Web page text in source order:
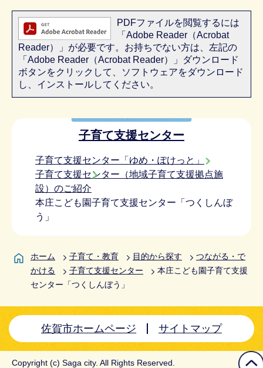
PDFファイルを閲覧するには
「Adobe Reader（Acrobat
Reader）」が必要です。お持ちでない方は、左記の
「Adobe Reader（Acrobat Reader）」ダウンロード
ボタンをクリックして、ソフトウェアをダウンロード
し、インストールしてください。
子育て支援センター
子育て支援センター「ゆめ・ぽけっと」
子育て支援センター（地域子育て支援拠点施
設）のご紹介
本庄こども園子育て支援センター「つくしんぼ
う」
ホーム 子育て・教育 目的から探す
つながる・で
かける
子育て支援センター
本庄こども園子育て支援
センター「つくしんぼう」
佐賀市ホームページ サイトマップ
Copyright (c) Saga city. All Rights Reserved.